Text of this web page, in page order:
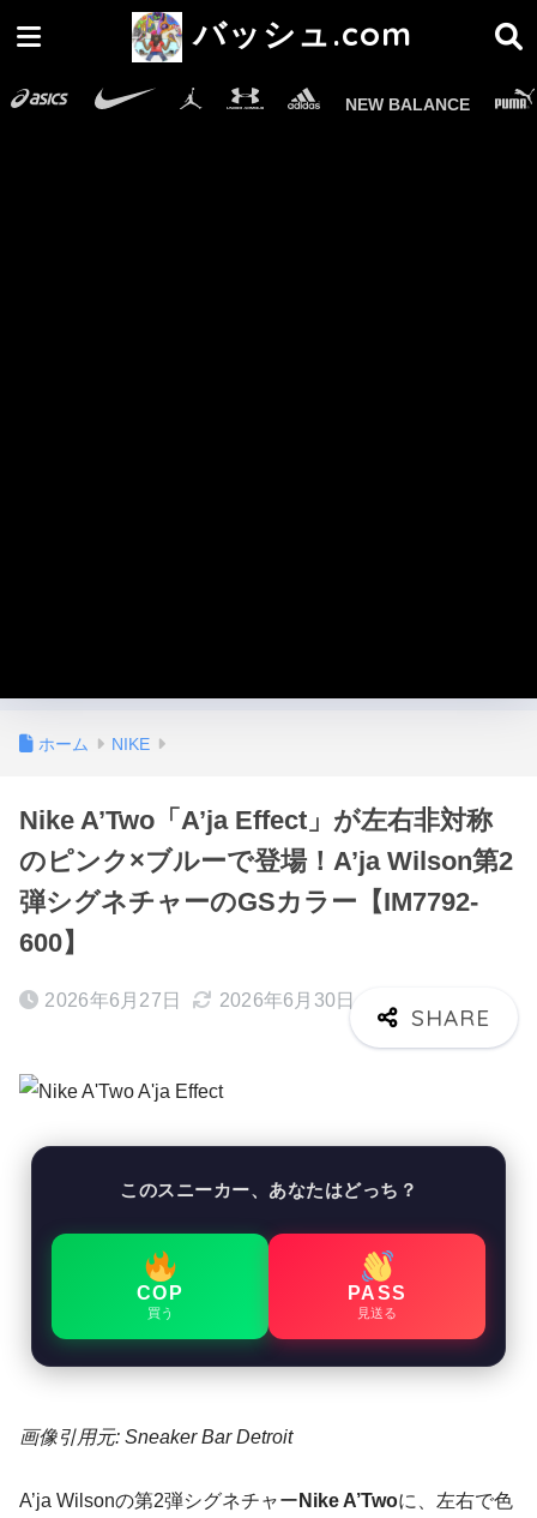
バッシュ.com
NEW BALANCE
ホーム NIKE
Nike A’Two「A’ja Effect」が左右非対称
のピンク×ブルーで登場！A’ja Wilson第2
弾シグネチャーのGSカラー【IM7792-
600】
2026年6月27日 2026年6月30日
このスニーカー、あなたはどっち？
COP
買う
PASS
見送る
画像引用元: Sneaker Bar Detroit
A’ja Wilsonの第2弾シグネチャー Nike A’Twoに、左右で色